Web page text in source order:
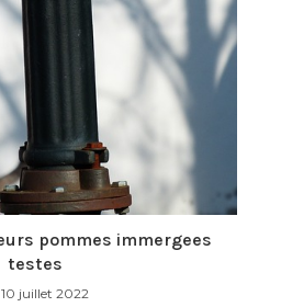
pommes immergees
testes
10 juillet 2022